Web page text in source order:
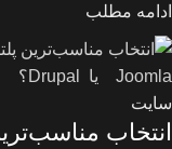
ادامه مطلب
سایت
انتخاب